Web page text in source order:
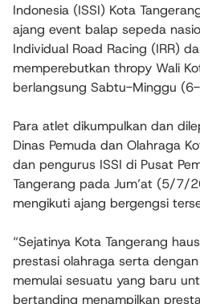
Indonesia (ISSI) Kota
ajang event balap sepeda
Individual Road Racing (IRR)
memperebutkan thropy Wali
berlangsung Sabtu-Minggu
Para atlet dikumpulkan dan
Dinas Pemuda dan Olahraga
dan pengurus ISSI di Pusat
Tangerang pada Jum’at (5/7/
mengikuti ajang bergengsi
“Sejatinya Kota Tangerang
prestasi olahraga serta
memulai sesuatu yang baru
bertanding menampilkan